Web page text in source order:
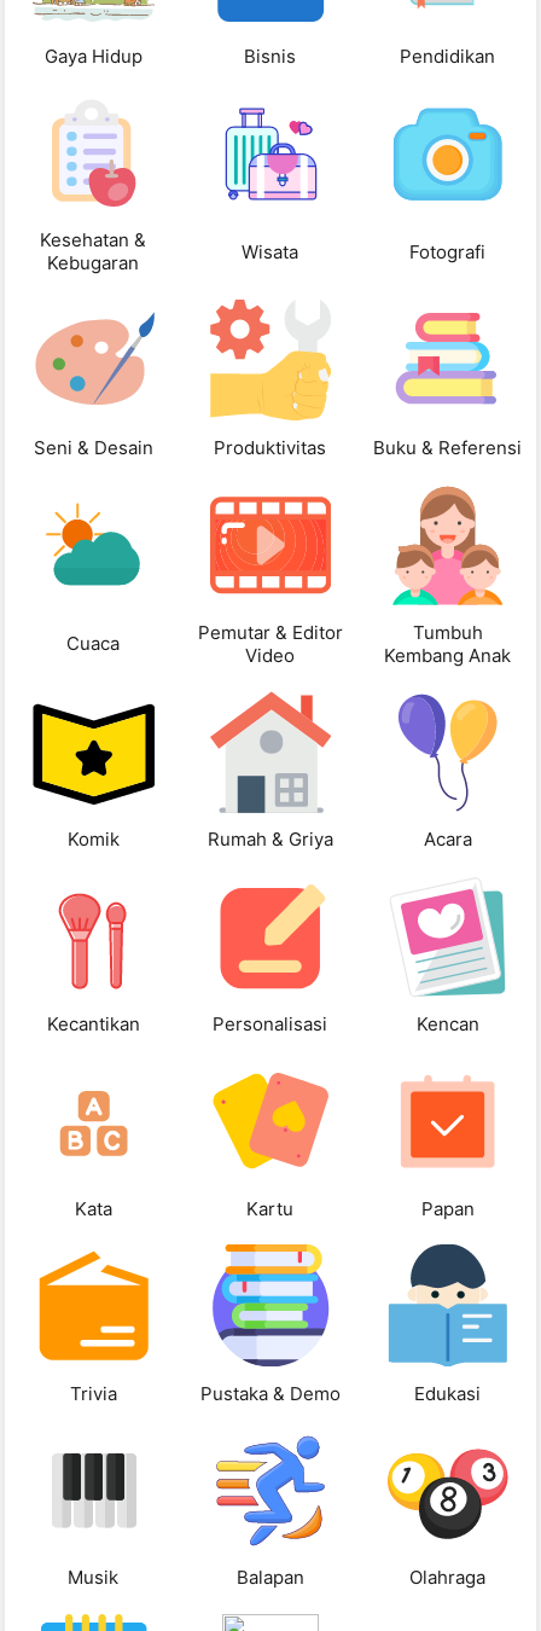
Gaya Hidup Bisnis Pendidikan
Kesehatan &
Kebugaran
Wisata Fotografi
Seni & Desain Produktivitas Buku & Referensi
Cuaca
Pemutar & Editor
Video
Tumbuh
Kembang Anak
Komik Rumah & Griya Acara
Kecantikan Personalisasi Kencan
Kata Kartu Papan
Trivia Pustaka & Demo Edukasi
Musik Balapan Olahraga